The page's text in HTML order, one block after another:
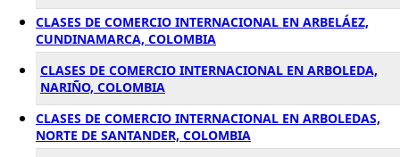
CLASES DE COMERCIO INTERNACIONAL EN ARBELÁEZ,
CUNDINAMARCA, COLOMBIA
CLASES DE COMERCIO INTERNACIONAL EN ARBOLEDA,
NARIÑO, COLOMBIA
CLASES DE COMERCIO INTERNACIONAL EN ARBOLEDAS,
NORTE DE SANTANDER, COLOMBIA